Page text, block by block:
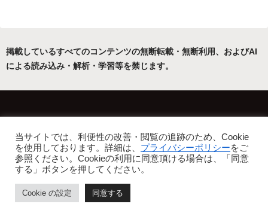
掲載しているすべてのコンテンツの無断転載・無断利用、およびAI
による読み込み・解析・学習等を禁じます。
プライバシーポリシー・免責事項
Copyright © 2022-2026 フリーアトリエ晴星 All Rights Reserved.
当サイトでは、利便性の改善・閲覧の追跡のため、Cookie
を使用しております。詳細は、 プライバシーポリシーをご
参照ください。Cookieの利用に同意頂ける場合は、「同意
する」ボタンを押してください。
Cookie の設定 同意する